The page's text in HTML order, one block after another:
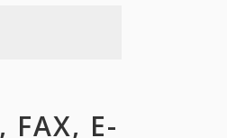
FAX, E-